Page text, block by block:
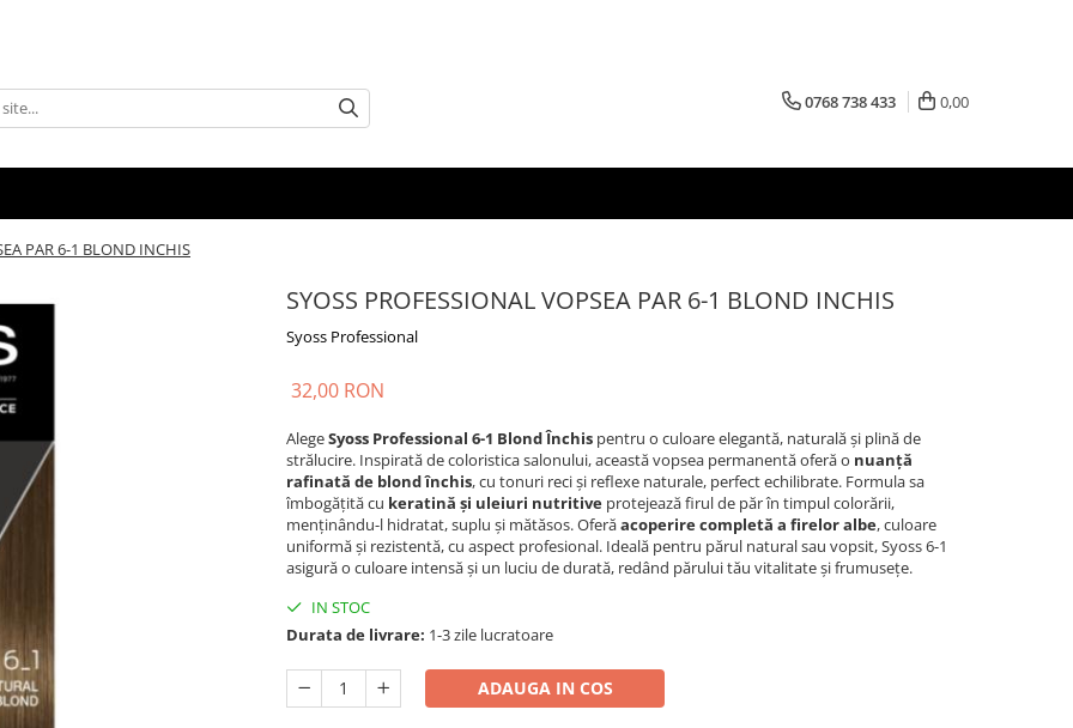
0768 738 433 0,00
PAR 6-1 BLOND INCHIS
SYOSS PROFESSIONAL VOPSEA PAR 6-1 BLOND INCHIS
Syoss Professional
32,00 RON
AlegeSyoss Professional 6-1 Blond Închis pentru o culoare elegantă, naturală și plină de
strălucire. Inspirată de coloristica salonului, această vopsea permanentă oferă o nuanță
rafinată de blond închis, cu tonuri reci și reflexe naturale, perfect echilibrate. Formula sa
îmbogățită cu keratină și uleiuri nutritive protejează firul de păr în timpul colorării,
menținându-l hidratat, suplu și mătăsos. Oferăacoperire completă a firelor albe, culoare
uniformă și rezistentă, cu aspect profesional. Ideală pentru părul natural sau vopsit, Syoss 6-1
asigură o culoare intensă și un luciu de durată, redând părului tău vitalitate și frumusețe.
IN STOC
Durata de livrare: 1-3 zile lucratoare
ADAUGA IN COS